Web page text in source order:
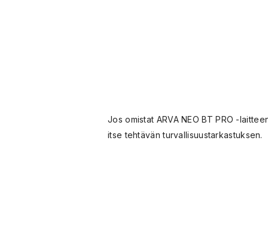
Jos omistat ARVA NEO BT PRO -
itse tehtävän turvallisuustarkastuksen.